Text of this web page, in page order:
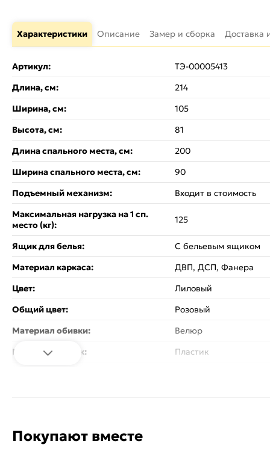
Характеристики Описание Замер и сборка Доставка
Артикул:
ТЭ-00005413
Длина, см:
214
Ширина, см:
105
Высота, см:
81
Длина спального места, см:
200
Ширина спального места, см:
90
Подъемный механизм:
Входит в стоимость
Максимальная нагрузка на 1 сп.
место (кг):
125
Ящик для белья:
С бельевым ящиком
Материал каркаса:
ДВП, ДСП, Фанера
Цвет:
Лиловый
Общий цвет:
Розовый
Материал обивки:
Велюр
Материал ножек:
Пластик
Спинка кровати:
Покупают вместе